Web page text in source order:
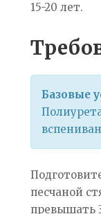
15-20 лет.
Базовые
песчаной
превышать